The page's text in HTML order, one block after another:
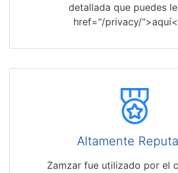
detallada que puedes
href="/privacy/
Altamente
Zamzar fue utilizado por el